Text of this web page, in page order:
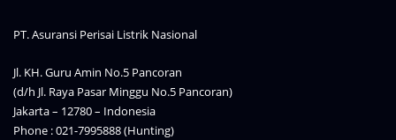
PT. Asuransi Perisai Listrik Nasional
Jl. KH. Guru Amin No.5 Pancoran
(d/h Jl. Raya Pasar Minggu No.5 Pancoran)
Jakarta – 12780 – Indonesia
Phone : 021-7995888 (Hunting)